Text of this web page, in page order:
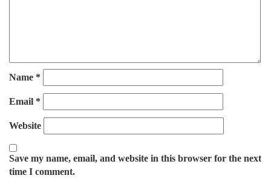
Name *
Email *
Website
Save my name, email, and website in this browser for the next
time I comment.